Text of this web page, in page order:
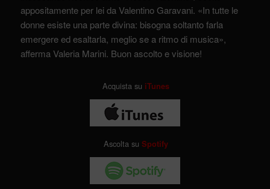
appositamente per lei da Valentino Garavani. «In tutte le
donne esiste una parte divina: bisogna soltanto farla
emergere ed esaltarla, meglio se a ritmo di musica»,
afferma Valeria Marini. Buon ascolto e visione!
Acquista su iTunes
Ascolta suSpotify